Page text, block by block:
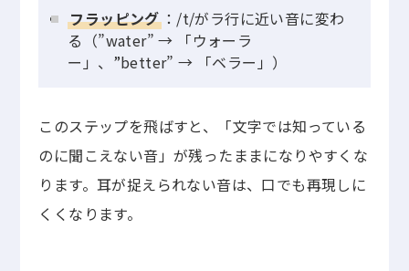
フラッピング：/t/がラ行に近い音に変わ
る（”water” → 「ウォーラ
ー」、”better” → 「ベラー」）
このステップを飛ばすと、「文字では知っている
のに聞こえない音」が残ったままになりやすくな
ります。耳が捉えられない音は、口でも再現しに
くくなります。